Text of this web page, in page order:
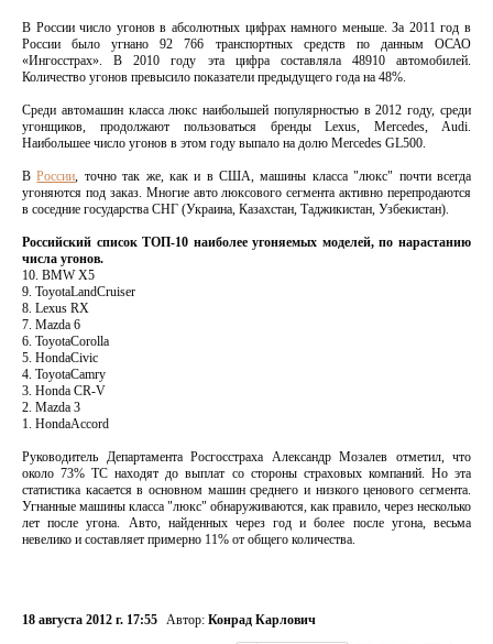
В России число угонов в абсолютных цифрах намного меньше. За 2011 год в
России было угнано 92 766 транспортных средств по данным ОСАО
«Ингосстрах». В 2010 году эта цифра составляла 48910 автомобилей.
Количество угонов превысило показатели предыдущего года на 48%.
Среди автомашин класса люкс наибольшей популярностью в 2012 году, среди
угонщиков, продолжают пользоваться бренды Lexus, Mercedes, Audi.
Наибольшее число угонов в этом году выпало на долю Mercedes GL500.
ВРоссии, точно так же, как и в США, машины класса "люкс" почти всегда
угоняются под заказ. Многие авто люксового сегмента активно перепродаются
в соседние государства СНГ (Украина, Казахстан, Таджикистан, Узбекистан).
Российский список ТОП-10 наиболее угоняемых моделей, по нарастанию
числа угонов.
10. BMW X5
9. ToyotaLandCruiser
8. Lexus RX
7. Mazda 6
6. ToyotaCorolla
5. HondaCivic
4. ToyotaCamry
3. Honda CR-V
2. Mazda 3
1. HondaAccord
Руководитель Департамента Росгосстраха Александр Мозалев отметил, что
около 73% ТС находят до выплат со стороны страховых компаний. Но эта
статистика касается в основном машин среднего и низкого ценового сегмента.
Угнанные машины класса "люкс" обнаруживаются, как правило, через несколько
лет после угона. Авто, найденных через год и более после угона, весьма
невелико и составляет примерно 11% от общего количества.
18 августа 2012 г. 17:55 Автор: Конрад Карлович